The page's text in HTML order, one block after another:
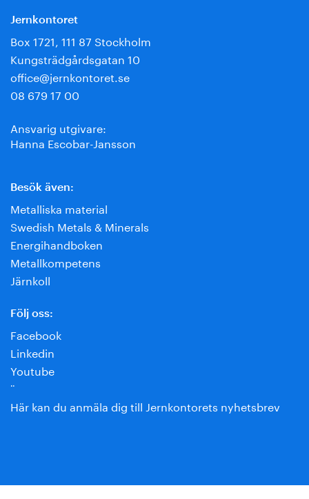
Jernkontoret
Box 1721, 111 87 Stockholm
Kungsträdgårdsgatan 10
office@jernkontoret.se
08 679 17 00
Ansvarig utgivare:
Hanna Escobar-Jansson
Besök även:
Metalliska material
Swedish Metals & Minerals
Energihandboken
Metallkompetens
Järnkoll
Följ oss:
Facebook
Linkedin
Youtube
¨
Här kan du anmäla dig till Jernkontorets nyhetsbrev